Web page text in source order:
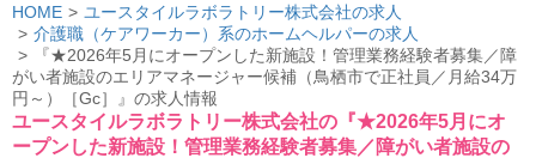
HOME
ユースタイルラボラトリー株式会社の求人
介護職（ケアワーカー）系のホームヘルパーの求人
『★2026年5月にオープンした新施設！管理業務経験者募集／障
がい者施設のエリアマネージャー候補（鳥栖市で正社員／月給34万
円～）［Gc］』の求人情報
ユースタイルラボラトリー株式会社の『★2026年5月にオ
ープンした新施設！管理業務経験者募集／障がい者施設の